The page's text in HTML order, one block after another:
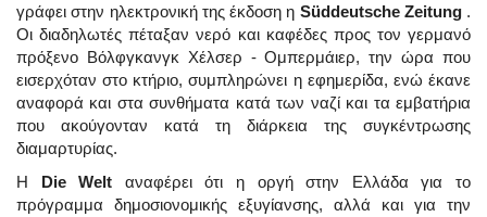
γράφει στην ηλεκτρονική της έκδοση η Süddeutsche Zeitung .
Οι διαδηλωτές πέταξαν νερό και καφέδες προς τον γερμανό
πρόξενο Βόλφγκανγκ Χέλσερ - Ομπερμάιερ, την ώρα που
εισερχόταν στο κτήριο, συμπληρώνει η εφημερίδα, ενώ έκανε
αναφορά και στα συνθήματα κατά των ναζί και τα εμβατήρια
που ακούγονταν κατά τη διάρκεια της συγκέντρωσης
διαμαρτυρίας.
Η Die Welt αναφέρει ότι η οργή στην Ελλάδα για το
πρόγραμμα δημοσιονομικής εξυγίανσης, αλλά και για την